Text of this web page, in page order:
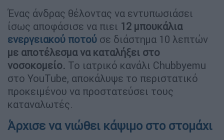
Ένας άνδρας θέλοντας να εντυπωσιάσει
ίσως αποφάσισε να πιει 12 μπουκάλια
ενεργειακού ποτού σε διάστημα 10 λεπτών
με αποτέλεσμα να καταλήξει στο
νοσοκομείο. Το ιατρικό κανάλι Chubbyemu
στο YouTube, αποκάλυψε το περιστατικό
προκειμένου να προστατεύσει τους
καταναλωτές.
Άρχισε να νιώθει κάψιμο στο στομάχι